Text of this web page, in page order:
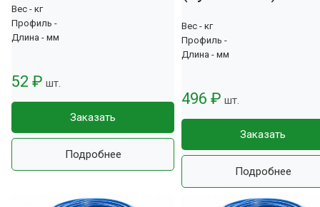
Вес - кг
Профиль -
Длина - мм
52 ₽ шт.
Заказать
Подробнее
Вес - кг
Профиль -
Длина - мм
496 ₽ шт.
Заказать
Подробнее